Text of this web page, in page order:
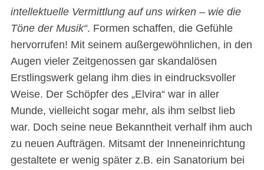
intellektuelle Vermittlung auf uns wirken – wie die
Töne der Musik“. Formen schaffen, die Gefühle
hervorrufen! Mit seinem außergewöhnlichen, in den
Augen vieler Zeitgenossen gar skandalösen
Erstlingswerk gelang ihm dies in eindrucksvoller
Weise. Der Schöpfer des „Elvira“ war in aller
Munde, vielleicht sogar mehr, als ihm selbst lieb
war. Doch seine neue Bekanntheit verhalf ihm auch
zu neuen Aufträgen. Mitsamt der Inneneinrichtung
gestaltete er wenig später z.B. ein Sanatorium bei